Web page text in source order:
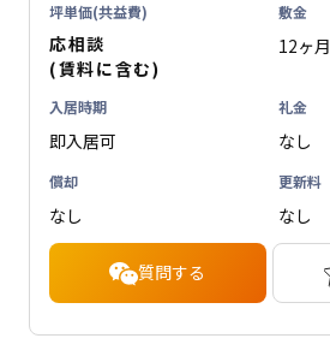
坪単価(共益費)
応相談
(賃料に含む)
敷金
12ヶ月
入居時期
即入居可
礼金
なし
償却
なし
更新料
なし
質問する